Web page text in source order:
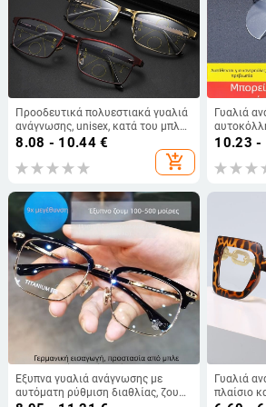
Προοδευτικά πολυεστιακά γυαλιά
ανάγνωσης, unisex, κατά του μπλε
φωτός, διπλής χρήσης για μακρινή
8.08 - 10.44€
add_shopping_cart
Γυαλιά
σιλικόνη
εστία;
10.23 -
Έξυπνα γυαλιά ανάγνωσης με
αυτόματη ρύθμιση διαθλίας, ζουμ
Γυαλιά
πλαίσιο